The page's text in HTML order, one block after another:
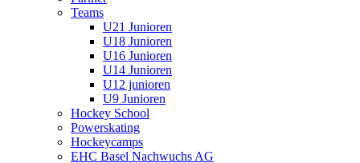
Teams
U21 Junioren
U18 Junioren
U16 Junioren
U14 Junioren
U12 junioren
U9 Junioren
Hockey School
Powerskating
Hockeycamps
EHC Basel Nachwuchs AG